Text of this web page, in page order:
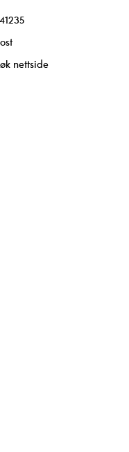
nettside